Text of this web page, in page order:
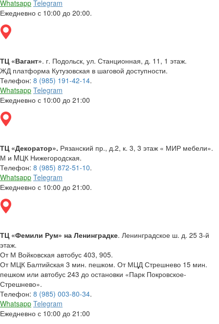
Whatsapp Telegram
Ежедневно с 10:00 до 20:00.
ТЦ «Вагант». г. Подольск, ул. Станционная, д. 11, 1 этаж.
ЖД платформа Кутузовская в шаговой доступности.
Телефон: 8 (985) 191-42-14.
Whatsapp Telegram
Ежедневно с 10:00 до 21:00
ТЦ «Декоратор». Рязанский пр., д.2, к. 3, 3 этаж « МИР мебели».
М и MЦК Нижегородская.
Телефон: 8 (985) 872-51-10.
Whatsapp Telegram
Ежедневно с 10:00 до 21:00.
ТЦ «Фемили Рум» на Ленинградке. Ленинградское ш. д. 25 3-й
этаж.
От М Войковская автобус 403, 905.
От МЦК Балтийская 3 мин. пешком. От МЦД Стрешнево 15 мин.
пешком или автобус 243 до остановки «Парк Покровское-
Стрешнево».
Телефон: 8 (985) 003-80-34.
Whatsapp Telegram
Ежедневно с 10:00 до 21:00